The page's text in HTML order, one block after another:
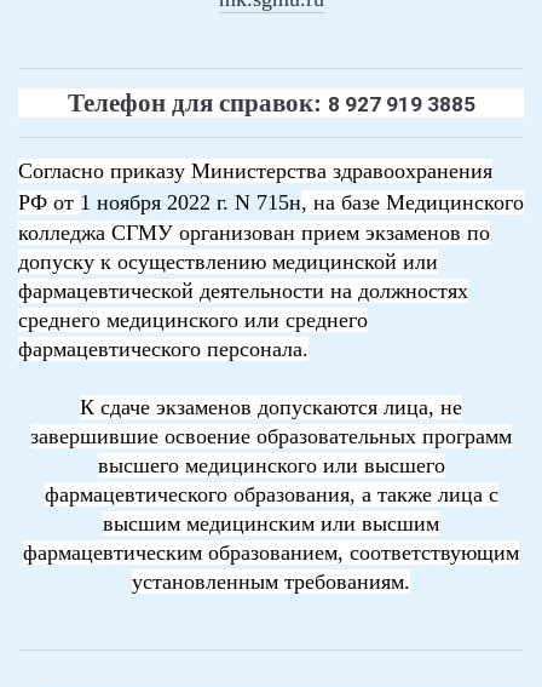
Телефон для справок: 8 927 919 3885
Согласно приказу Министерства здравоохранения
РФ от 1 ноября 2022 г. N 715н, на базе Медицинского
колледжа СГМУ организован прием экзаменов по
допуску к осуществлению медицинской или
фармацевтической деятельности на должностях
среднего медицинского или среднего
фармацевтического персонала.
К сдаче экзаменов допускаются лица, не
завершившие освоение образовательных программ
высшего медицинского или высшего
фармацевтического образования, а также лица с
высшим медицинским или высшим
фармацевтическим образованием, соответствующим
установленным требованиям.